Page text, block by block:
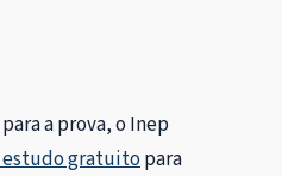
a prova, o Inep
gratuitopara